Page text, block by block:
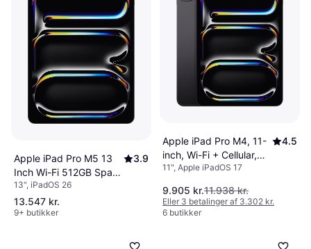
Apple iPad Pro M5 13
Inch Wi-Fi 512GB Space
Black
3.9
13", iPadOS 26
13.547 kr.
9+ butikker
Apple iPad Pro M4, 11-
inch, Wi-Fi + Cellular,
512GB, Standard Glass
4.5
11", Apple iPadOS 17
9.905 kr.11.938 kr.
Eller 3 betalinger af 3.302 kr.
6 butikker